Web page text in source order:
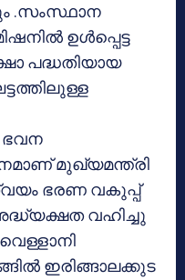
.സംസ്ഥാന
ഉൾപ്പെട്ട
പദ്ധതിയായ
മുഖ്യമന്ത്രി
ഭരണ വകുപ്പ്
വഹിച്ചു
ഇരിങ്ങാലക്കുട